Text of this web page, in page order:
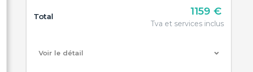
Total 1159 €
Tva et services inclus
Voir le détail